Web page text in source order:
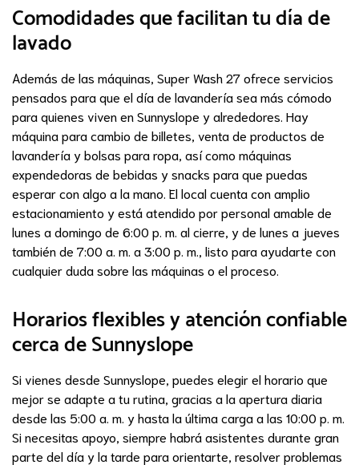
Comodidades que facilitan tu día de
lavado
Además de las máquinas, Super Wash 27 ofrece servicios
pensados para que el día de lavandería sea más cómodo
para quienes viven en Sunnyslope y alrededores. Hay
máquina para cambio de billetes, venta de productos de
lavandería y bolsas para ropa, así como máquinas
expendedoras de bebidas y snacks para que puedas
esperar con algo a la mano. El local cuenta con amplio
estacionamiento y está atendido por personal amable de
lunes a domingo de 6:00 p. m. al cierre, y de lunes a jueves
también de 7:00 a. m. a 3:00 p. m., listo para ayudarte con
cualquier duda sobre las máquinas o el proceso.
Horarios flexibles y atención confiable
cerca de Sunnyslope
Si vienes desde Sunnyslope, puedes elegir el horario que
mejor se adapte a tu rutina, gracias a la apertura diaria
desde las 5:00 a. m. y hasta la última carga a las 10:00 p. m.
Si necesitas apoyo, siempre habrá asistentes durante gran
parte del día y la tarde para orientarte, resolver problemas